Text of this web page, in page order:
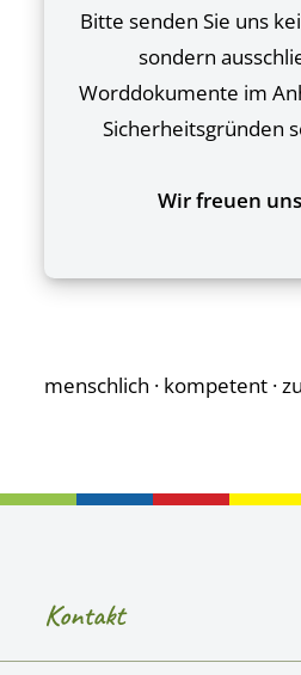
Bitte senden Sie uns
sondern
Worddokumente im
Sicherheitsgründen
Wir freuen
menschlich · kompetent ·
Kontakt